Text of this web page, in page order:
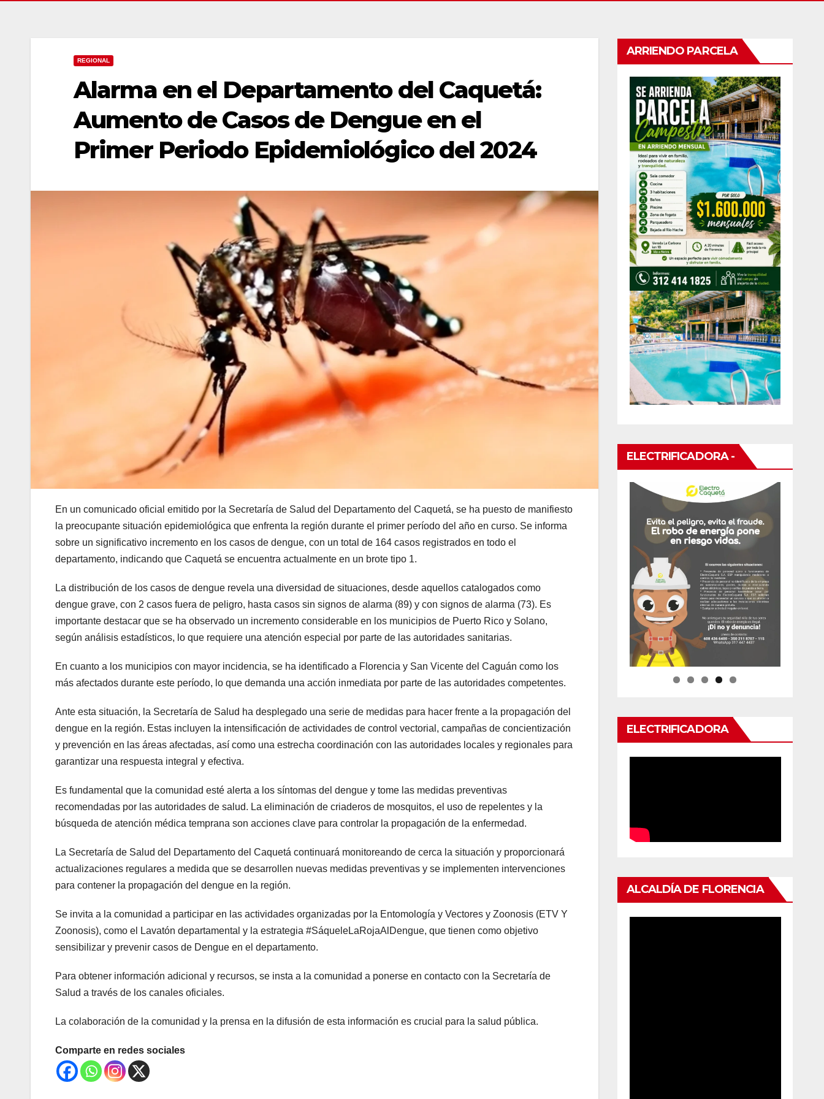
REGIONAL
Alarma en el Departamento del Caquetá:
Aumento de Casos de Dengue en el
Primer Periodo Epidemiológico del 2024
En un comunicado oficial emitido por la Secretaría de Salud del Departamento del Caquetá, se ha puesto de manifiesto
la preocupante situación epidemiológica que enfrenta la región durante el primer período del año en curso. Se informa
sobre un significativo incremento en los casos de dengue, con un total de 164 casos registrados en todo el
departamento, indicando que Caquetá se encuentra actualmente en un brote tipo 1.
La distribución de los casos de dengue revela una diversidad de situaciones, desde aquellos catalogados como
dengue grave, con 2 casos fuera de peligro, hasta casos sin signos de alarma (89) y con signos de alarma (73). Es
importante destacar que se ha observado un incremento considerable en los municipios de Puerto Rico y Solano,
según análisis estadísticos, lo que requiere una atención especial por parte de las autoridades sanitarias.
En cuanto a los municipios con mayor incidencia, se ha identificado a Florencia y San Vicente del Caguán como los
más afectados durante este período, lo que demanda una acción inmediata por parte de las autoridades competentes.
Ante esta situación, la Secretaría de Salud ha desplegado una serie de medidas para hacer frente a la propagación del
dengue en la región. Estas incluyen la intensificación de actividades de control vectorial, campañas de concientización
y prevención en las áreas afectadas, así como una estrecha coordinación con las autoridades locales y regionales para
garantizar una respuesta integral y efectiva.
Es fundamental que la comunidad esté alerta a los síntomas del dengue y tome las medidas preventivas
recomendadas por las autoridades de salud. La eliminación de criaderos de mosquitos, el uso de repelentes y la
búsqueda de atención médica temprana son acciones clave para controlar la propagación de la enfermedad.
La Secretaría de Salud del Departamento del Caquetá continuará monitoreando de cerca la situación y proporcionará
actualizaciones regulares a medida que se desarrollen nuevas medidas preventivas y se implementen intervenciones
para contener la propagación del dengue en la región.
Se invita a la comunidad a participar en las actividades organizadas por la Entomología y Vectores y Zoonosis (ETV Y
Zoonosis), como el Lavatón departamental y la estrategia #SáqueleLaRojaAlDengue, que tienen como objetivo
sensibilizar y prevenir casos de Dengue en el departamento.
Para obtener información adicional y recursos, se insta a la comunidad a ponerse en contacto con la Secretaría de
Salud a través de los canales oficiales.
La colaboración de la comunidad y la prensa en la difusión de esta información es crucial para la salud pública.
Comparte en redes sociales
ARRIENDO PARCELA
ELECTRIFICADORA -
ELECTRIFICADORA
ALCALDÍA DE FLORENCIA